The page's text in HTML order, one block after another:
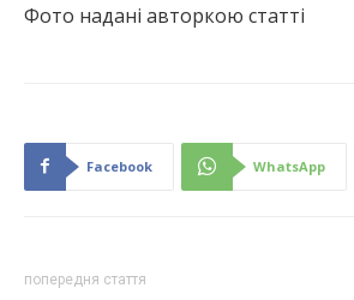
Фото надані авторкою статті
Facebook WhatsApp
попередня стаття